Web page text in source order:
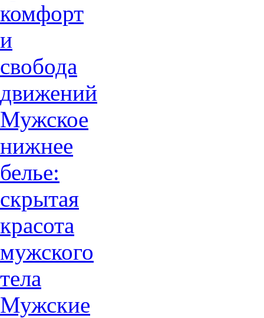
комфорт
и
свобода
движений
Мужское
нижнее
белье:
скрытая
красота
мужского
тела
Мужские